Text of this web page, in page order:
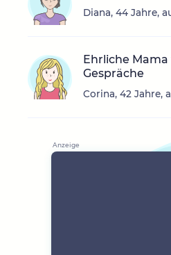
Diana, 44 Jahre,
Ehrliche
Gespräche
Corina, 42 Jahre,